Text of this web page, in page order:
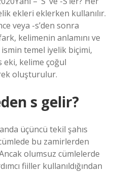
ekleri eklerken kullanılır.
veya -s’den sonra
kelimenin anlamını ve
ismin temel iyelik biçimi,
eki, kelime çoğul
oluşturulur.
s gelir?
üçüncü tekil şahıs
bu zamirlerden
olumsuz cümlelerde
fiiller kullanıldığından